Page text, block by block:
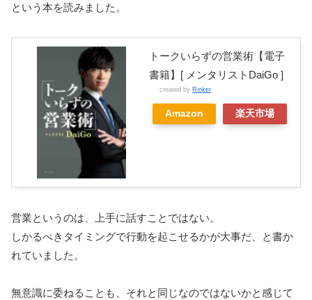
という本を読みました。
トークいらずの営業術【電子
書籍】[ メンタリストDaiGo ]
created by Rinker
Amazon 楽天市場
営業というのは、上手に話すことではない。
しかるべきタイミングで行動を起こせるかが大事だ、と書か
れていました。
無意識に委ねることも、それと同じなのではないかと感じて